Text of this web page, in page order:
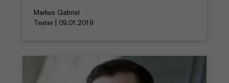
Markus Gabriel
Texter | 09.01.2019